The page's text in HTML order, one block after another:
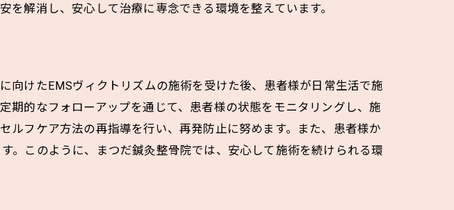
要性
エクササイズ
クササイズ
解消し、安心して治療に専念できる環境を整えています。
向けたEMSヴィクトリズムの施術を受けた後、患者様が日常生活で施
期的なフォローアップを通じて、患者様の状態をモニタリングし、施
ルフケア方法の再指導を行い、再発防止に努めます。また、患者様か
。このように、まつだ鍼灸整骨院では、安心して施術を続けられる環